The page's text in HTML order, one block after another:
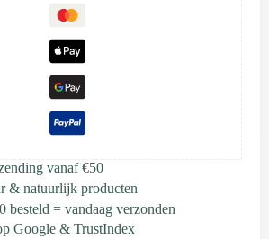
vanaf €50
& natuurlijk producten
besteld = vandaag verzonden
Google & TrustIndex